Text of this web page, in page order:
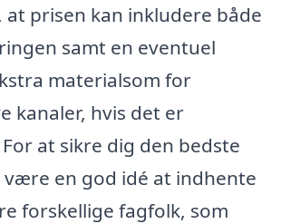
prisen kan inkludere både
samt en eventuel
materialsom for
kanaler, hvis det er
at sikre dig den bedste
være en god idé at indhente
forskellige fagfolk, som